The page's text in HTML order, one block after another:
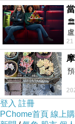
🏛️
21
登入 註冊
PChome首頁 線上